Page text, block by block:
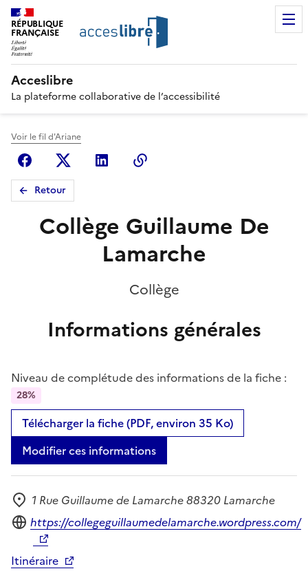
RÉPUBLIQUE
FRANÇAISE
Acceslibre
La plateforme collaborative de l’accessibilité
Voir le fil d'Ariane
FacebookX (anciennement Twitter)
Linkedin
Retour
Collège Guillaume De
Lamarche
Collège
Informations générales
Niveau de complétude des informations de la fiche :
28%
Télécharger la fiche (PDF, environ 35 Ko)
Modifier ces informations
Adresse
1 Rue Guillaume de Lamarche 88320 Lamarche
Site internet
https://collegeguillaumedelamarche.wordpress.com/
Itinéraire